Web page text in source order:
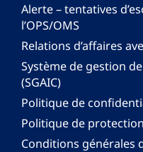
Alerte – tentatives
l’OPS/OMS
Relations d’affaires
Système de gestion
(SGAIC)
Politique de
Politique de
Conditions générales